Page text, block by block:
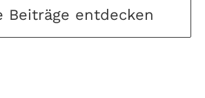
Beiträge entdecken